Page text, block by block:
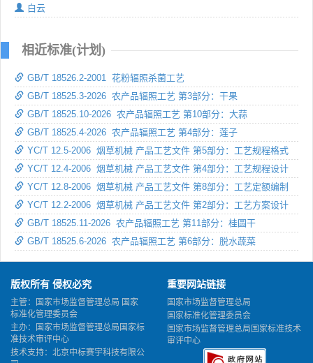
白云
相近标准(计划)
GB/T 18526.2-2001 花粉辐照杀菌工艺
GB/T 18525.3-2026 农产品辐照工艺 第3部分：干果
GB/T 18525.10-2026 农产品辐照工艺 第10部分：大蒜
GB/T 18525.4-2026 农产品辐照工艺 第4部分：莲子
YC/T 12.5-2006 烟草机械 产品工艺文件 第5部分：工艺规程格式
YC/T 12.4-2006 烟草机械 产品工艺文件 第4部分：工艺规程设计
YC/T 12.8-2006 烟草机械 产品工艺文件 第8部分：工艺定额编制
YC/T 12.2-2006 烟草机械 产品工艺文件 第2部分：工艺方案设计
GB/T 18525.11-2026 农产品辐照工艺 第11部分：桂圆干
GB/T 18525.6-2026 农产品辐照工艺 第6部分：脱水蔬菜
版权所有 侵权必究
主管：国家市场监督管理总局 国家
标准化管理委员会
主办：国家市场监督管理总局国家标
准技术审评中心
技术支持：北京中标赛宇科技有限公
重要网站链接
国家市场监督管理总局
国家标准化管理委员会
国家市场监督管理总局国家标准技术
审评中心